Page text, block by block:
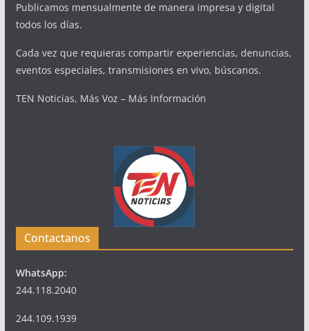
Publicamos mensualmente de manera impresa y digital
todos los días.
Cada vez que requieras compartir experiencias, denuncias,
eventos especiales, transmisiones en vivo, búscanos.
TEN Noticias, Más Voz – Más Información
Contactanos
WhatsApp:
244.118.2040
244.109.1939